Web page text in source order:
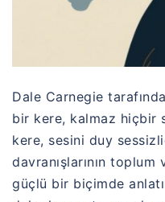
Dale Carnegie
bir kere, kalmaz hiçbir
kere, sesini duy
davranışlarının
güçlü bir biçimde